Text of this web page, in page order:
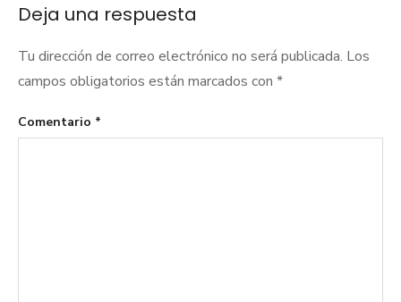
Deja una respuesta
Tu dirección de correo electrónico no será publicada. Los
campos obligatorios están marcados con *
Comentario *